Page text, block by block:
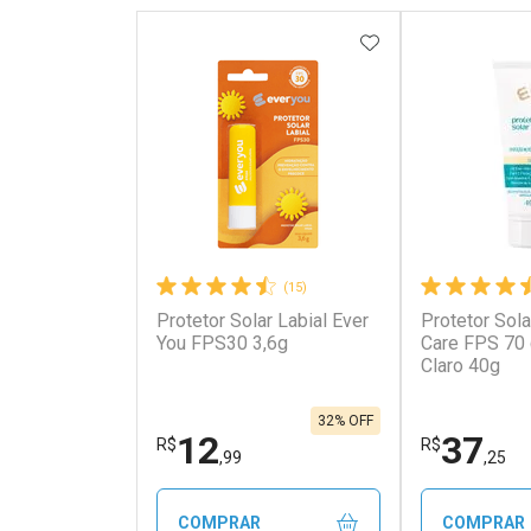
Ativar Desconto
Por R$ 29,99/cada
Por R$ 29,99/cada
Ativar
Por R$
Por R$
(15)
Protetor Solar Labial Ever
You FPS30 3,6g
R$12,99
32% OFF
ADICIONAR AOS
COMPRAR
Protetor
Care FPS 70
Claro 40g
R$37,25
COMPRAR